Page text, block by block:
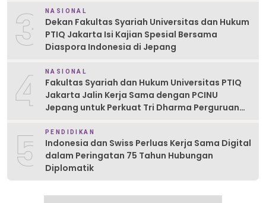
3 NASIONAL
Dekan Fakultas Syariah Universitas dan Hukum
PTIQ Jakarta Isi Kajian Spesial Bersama
Diaspora Indonesia di Jepang
4 NASIONAL
Fakultas Syariah dan Hukum Universitas PTIQ
Jakarta Jalin Kerja Sama dengan PCINU
Jepang untuk Perkuat Tri Dharma Perguruan
5 PENDIDIKAN
Indonesia dan Swiss Perluas Kerja Sama Digital
dalam Peringatan 75 Tahun Hubungan
Diplomatik